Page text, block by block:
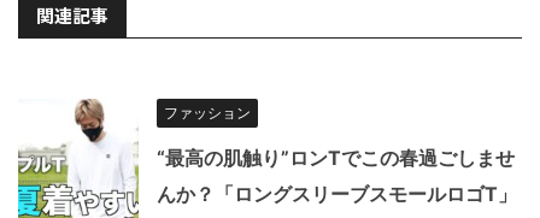
関連記事
ファッション
“最高の肌触り”ロンTでこの春過ごしませ
んか？「ロングスリーブスモールロゴT」